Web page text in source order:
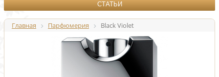
СТАТЬИ
Главная Парфюмерия Black Violet